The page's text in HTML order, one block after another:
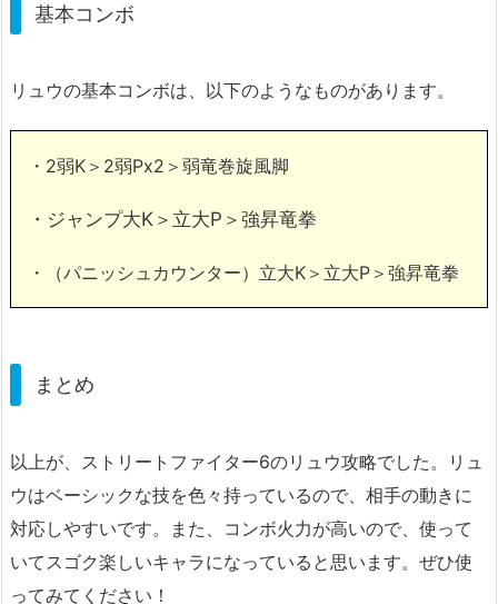
基本コンボ
リュウの基本コンボは、以下のようなものがあります。
・2弱K＞2弱Px2＞弱竜巻旋風脚
・ジャンプ大K＞立大P＞強昇竜拳
・（パニッシュカウンター）立大K＞立大P＞強昇竜拳
まとめ
以上が、ストリートファイター6のリュウ攻略でした。リュ
ウはベーシックな技を色々持っているので、相手の動きに
対応しやすいです。また、コンボ火力が高いので、使って
いてスゴク楽しいキャラになっていると思います。ぜひ使
ってみてください！